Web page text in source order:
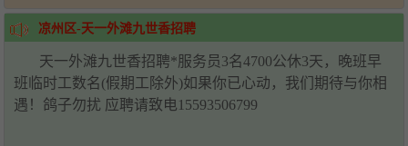
凉州区-天一外滩九世香招聘
天一外滩九世香招聘*服务员3名4700公休3天，晚班早
班临时工数名(假期工除外)如果你已心动，我们期待与你相
遇！鸽子勿扰 应聘请致电15593506799